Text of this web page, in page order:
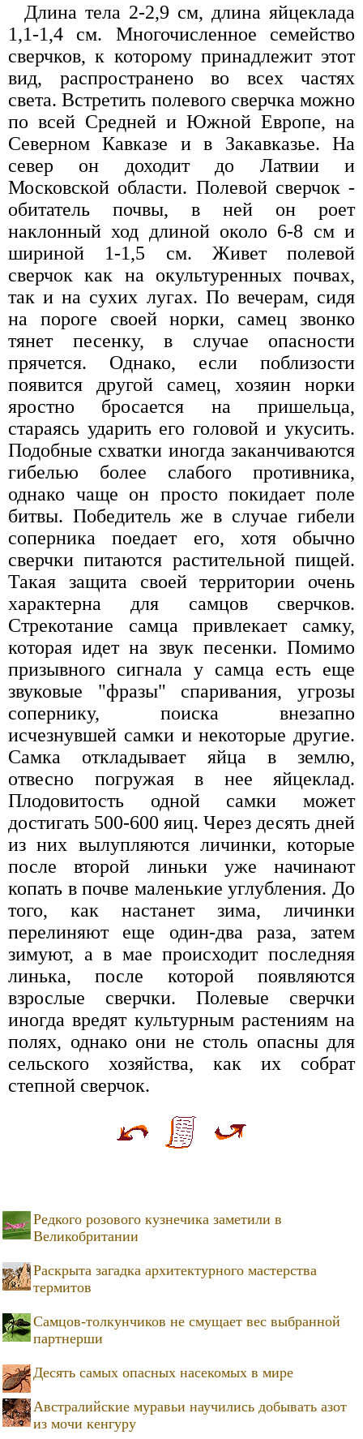
Длина тела 2-2,9 см, длина яйцеклада
1,1-1,4 см. Многочисленное семейство
сверчков, к которому принадлежит этот
вид, распространено во всех частях
света. Встретить полевого сверчка можно
по всей Средней и Южной Европе, на
Северном Кавказе и в Закавказье. На
север он доходит до Латвии и
Московской области. Полевой сверчок -
обитатель почвы, в ней он роет
наклонный ход длиной около 6-8 см и
шириной 1-1,5 см. Живет полевой
сверчок как на окультуренных почвах,
так и на сухих лугах. По вечерам, сидя
на пороге своей норки, самец звонко
тянет песенку, в случае опасности
прячется. Однако, если поблизости
появится другой самец, хозяин норки
яростно бросается на пришельца,
стараясь ударить его головой и укусить.
Подобные схватки иногда заканчиваются
гибелью более слабого противника,
однако чаще он просто покидает поле
битвы. Победитель же в случае гибели
соперника поедает его, хотя обычно
сверчки питаются растительной пищей.
Такая защита своей территории очень
характерна для самцов сверчков.
Стрекотание самца привлекает самку,
которая идет на звук песенки. Помимо
призывного сигнала у самца есть еще
звуковые "фразы" спаривания, угрозы
сопернику, поиска внезапно
исчезнувшей самки и некоторые другие.
Самка откладывает яйца в землю,
отвесно погружая в нее яйцеклад.
Плодовитость одной самки может
достигать 500-600 яиц. Через десять дней
из них вылупляются личинки, которые
после второй линьки уже начинают
копать в почве маленькие углубления. До
того, как настанет зима, личинки
перелиняют еще один-два раза, затем
зимуют, а в мае происходит последняя
линька, после которой появляются
взрослые сверчки. Полевые сверчки
иногда вредят культурным растениям на
полях, однако они не столь опасны для
сельского хозяйства, как их собрат
степной сверчок.
Редкого розового кузнечика заметили в
Великобритании
Раскрыта загадка архитектурного мастерства
термитов
Самцов-толкунчиков не смущает вес выбранной
партнерши
Десять самых опасных насекомых в мире
Австралийские муравьи научились добывать азот
из мочи кенгуру